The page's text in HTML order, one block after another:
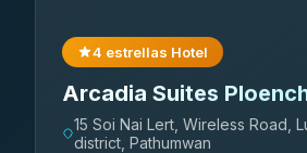
4 estrellas Hotel
Arcadia Suites
15 Soi Nai Lert, Wireless Road,
district, Pathumwan